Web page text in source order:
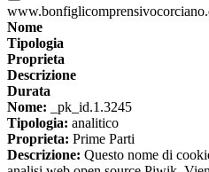
Nome
Tipologia
Proprieta
Descrizione
Durata
Nome: _pk_id.1.3245
Tipologia: analitico
Proprieta: Prime Parti
Descrizione: Questo nome di